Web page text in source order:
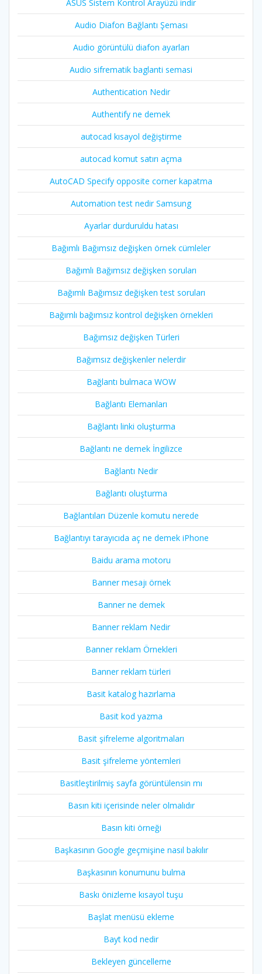
ASUS Sistem Kontrol Arayüzü indir
Audio Diafon Bağlantı Şeması
Audio görüntülü diafon ayarları
Audio sifrematik baglanti semasi
Authentication Nedir
Authentify ne demek
autocad kısayol değiştirme
autocad komut satırı açma
AutoCAD Specify opposite corner kapatma
Automation test nedir Samsung
Ayarlar durduruldu hatası
Bağımlı Bağımsız değişken örnek cümleler
Bağımlı Bağımsız değişken soruları
Bağımlı Bağımsız değişken test soruları
Bağımlı bağımsız kontrol değişken örnekleri
Bağımsız değişken Türleri
Bağımsız değişkenler nelerdir
Bağlantı bulmaca WOW
Bağlantı Elemanları
Bağlantı linki oluşturma
Bağlantı ne demek İngilizce
Bağlantı Nedir
Bağlantı oluşturma
Bağlantıları Düzenle komutu nerede
Bağlantıyı tarayıcıda aç ne demek iPhone
Baidu arama motoru
Banner mesajı örnek
Banner ne demek
Banner reklam Nedir
Banner reklam Örnekleri
Banner reklam türleri
Basit katalog hazırlama
Basit kod yazma
Basit şifreleme algoritmaları
Basit şifreleme yöntemleri
Basitleştirilmiş sayfa görüntülensin mı
Basın kiti içerisinde neler olmalıdır
Basın kiti örneği
Başkasının Google geçmişine nasıl bakılır
Başkasının konumunu bulma
Baskı önizleme kısayol tuşu
Başlat menüsü ekleme
Bayt kod nedir
Bekleyen güncelleme